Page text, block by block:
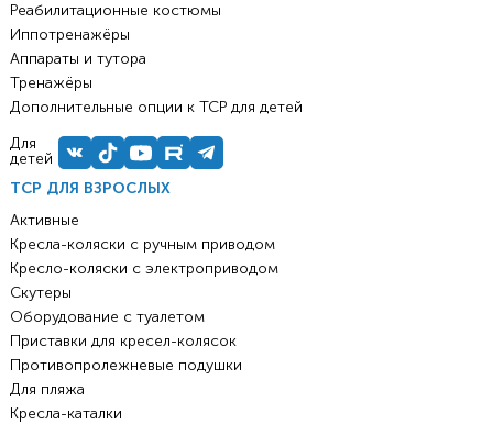
ТСР ДЛЯ ВЗРОСЛЫХ
Активные
Кресла-коляски с ручным приводом
Кресло-коляски с электроприводом
Скутеры
Оборудование с туалетом
Приставки для кресел-колясок
Противопролежневые подушки
Для пляжа
Кресла-каталки
Реабилитационные костюмы
Иппотренажёры
Аппараты и тутора
Тренажёры
Дополнительные опции к ТСР для детей
Для
детей